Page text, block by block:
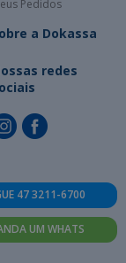
Pedidos
a Dokassa
redes
47 3211-6700
UM WHATS